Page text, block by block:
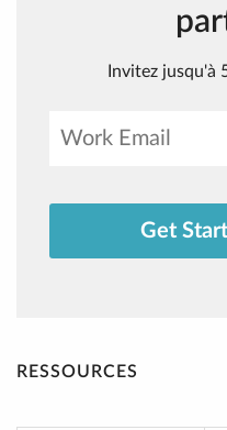
Invitez jusqu'à
Get
RESSOURCES